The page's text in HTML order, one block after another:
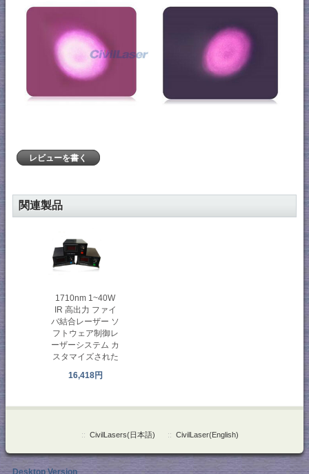
レビューを書く
関連製品
1710nm 1~40W
IR 高出力 ファイ
バ結合レーザー ソ
フトウェア制御レ
ーザーシステム カ
スタマイズされた
16,418円
:: CivilLasers(日本語) :: CivilLaser(English)
Desktop Version